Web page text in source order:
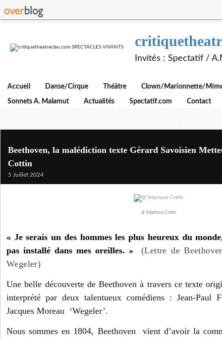
Invités : Spectatif /
Accueil Danse/Cirque Théâtre Clown/Marionnette/
Sonnets A. Malamut Actualités Spectatif.com Contact
Beethoven, la malédiction texte Gérard Savoisien
Cottin
5 Juillet 2024
@ Stéphane Cottin
« Je serais un des hommes les plus heureux du
pas installé dans mes oreilles. »
(Lettre de
Wegeler)
Une belle découverte de Beethoven à travers ce texte
interprété par deux talentueux comédiens : Jean-Paul
Jacques Moreau ‘Wegeler’.
Nous sommes en 1804, Beethoven vient d’avoir la